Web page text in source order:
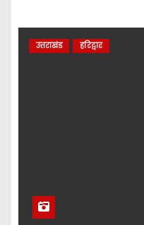
उत्तराखंड हरिद्वार